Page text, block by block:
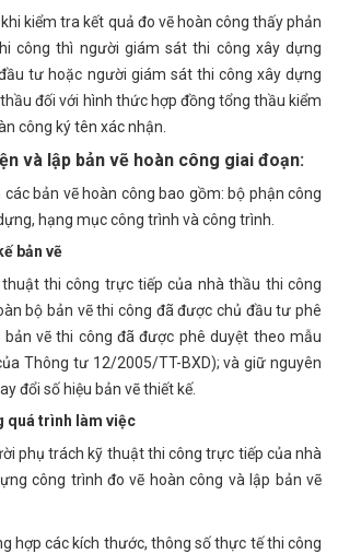
kiểm tra kết quả đo vẽ hoàn công thấy phản
công thì người giám sát thi công xây dựng
tư hoặc người giám sát thi công xây dựng
đối với hình thức hợp đồng tổng thầu kiểm
công ký tên xác nhận.
và lập bản vẽ hoàn công giai đoạn:
bản vẽ hoàn công bao gồm: bộ phận công
hạng mục công trình và công trình.
bản vẽ
thi công trực tiếp của nhà thầu thi công
bộ bản vẽ thi công đã được chủ đầu tư phê
vẽ thi công đã được phê duyệt theo mẫu
Thông tư 12/2005/TT-BXD); và giữ nguyên
đổi số hiệu bản vẽ thiết kế.
quá trình làm việc
phụ trách kỹ thuật thi công trực tiếp của nhà
công trình đo vẽ hoàn công và lập bản vẽ
hợp các kích thước, thông số thực tế thi công